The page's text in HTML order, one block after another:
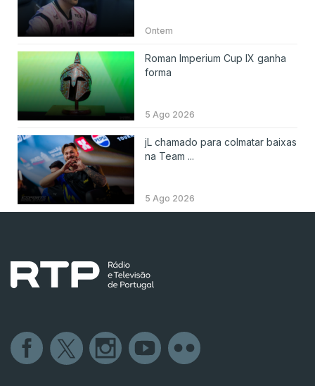
Ontem
Roman Imperium Cup IX ganha
forma
5 Ago 2026
jL chamado para colmatar baixas
na Team ...
5 Ago 2026